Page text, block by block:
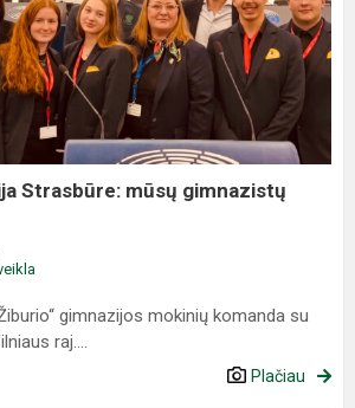
Strasbūre: mūsų gimnazistų
gimnazijos mokinių komanda su
raj....
Plačiau